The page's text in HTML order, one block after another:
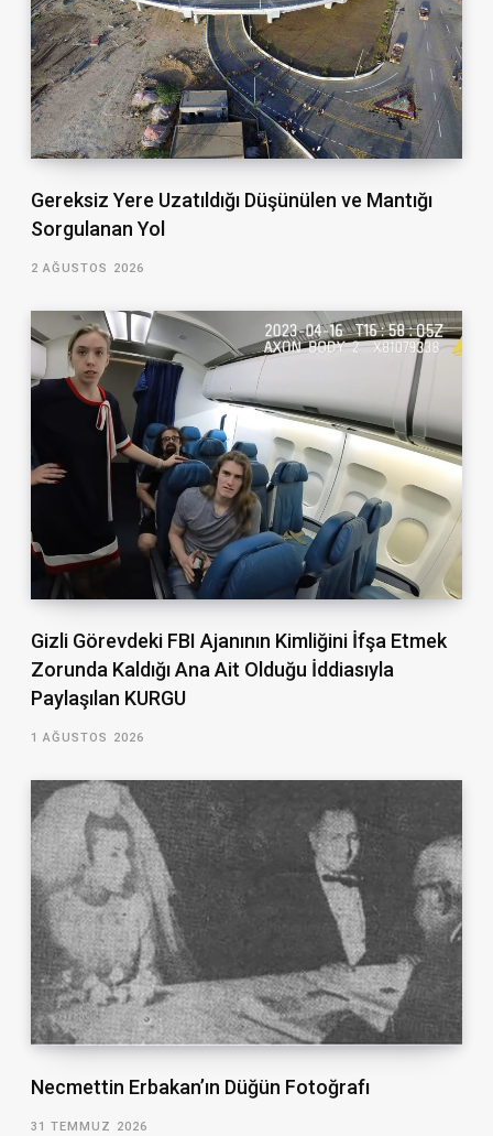
Gereksiz Yere Uzatıldığı Düşünülen ve Mantığı
Sorgulanan Yol
2 AĞUSTOS 2026
Gizli Görevdeki FBI Ajanının Kimliğini İfşa Etmek
Zorunda Kaldığı Ana Ait Olduğu İddiasıyla
Paylaşılan KURGU
1 AĞUSTOS 2026
Necmettin Erbakan’ın Düğün Fotoğrafı
31 TEMMUZ 2026